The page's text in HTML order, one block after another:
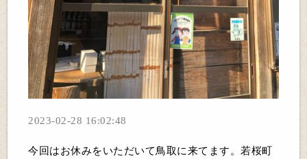
2023-02-28 16:02:48
今回はお休みをいただいて鳥取に来てます。若桜町